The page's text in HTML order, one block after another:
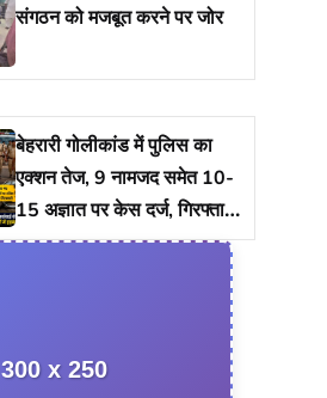
संगठन को मजबूत करने पर जोर
बेहरारी गोलीकांड में पुलिस का
एक्शन तेज, 9 नामजद समेत 10-
15 अज्ञात पर केस दर्ज, गिरफ्तारी
को ताबड़तोड़ छापेमारी
300 x 250